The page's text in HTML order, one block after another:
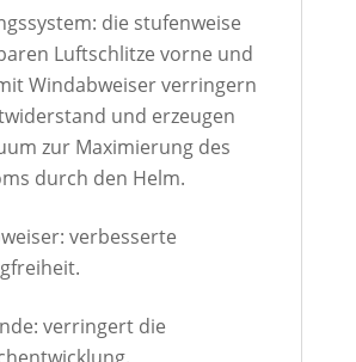
die stufenweise
Luftschlitze vorne und
Windabweiser verringern
und erzeugen
zur Maximierung des
durch den Helm.
verbesserte
verringert die